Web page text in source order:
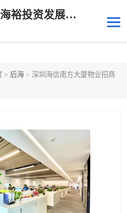
深圳市海裕投资发展有限公司
> 后海 > 深圳海信南方大厦物业招商
深圳湾科技生态园
宝安中心区
福田车公庙
南山南油